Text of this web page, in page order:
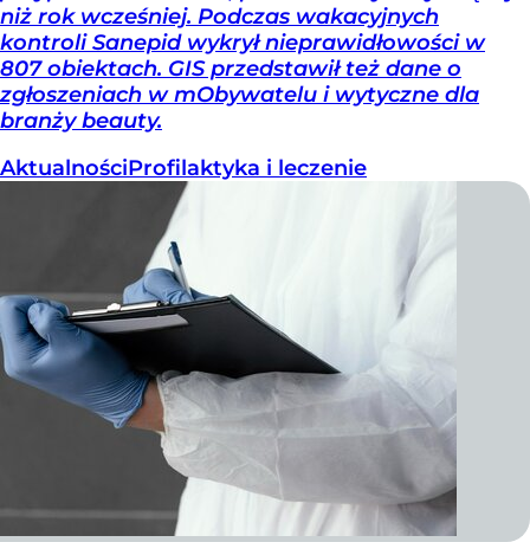
niż rok wcześniej. Podczas wakacyjnych
kontroli Sanepid wykrył nieprawidłowości w
807 obiektach. GIS przedstawił też dane o
zgłoszeniach w mObywatelu i wytyczne dla
branży beauty.
AktualnościProfilaktyka i leczenie